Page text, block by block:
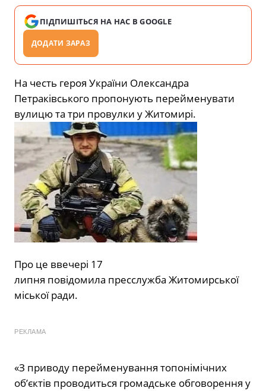
ПІДПИШІТЬСЯ НА НАС В GOOGLE
ДОДАТИ ЗАРАЗ
На честь героя України Олександра
Петраківського пропонують перейменувати
вулицю та три провулки у Житомирі.
Про це ввечері 17
липня повідомила пресслужба Житомирської
міської ради.
РЕКЛАМА
«З приводу перейменування топонімічних
об’єктів проводиться громадське обговорення у